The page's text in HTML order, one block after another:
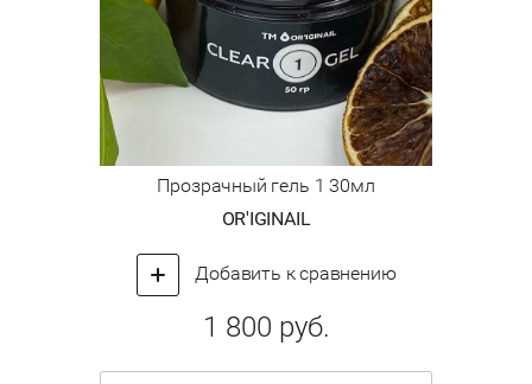
Прозрачный гель 1 30мл
OR'IGINAIL
Добавить к сравнению
1 800 руб.